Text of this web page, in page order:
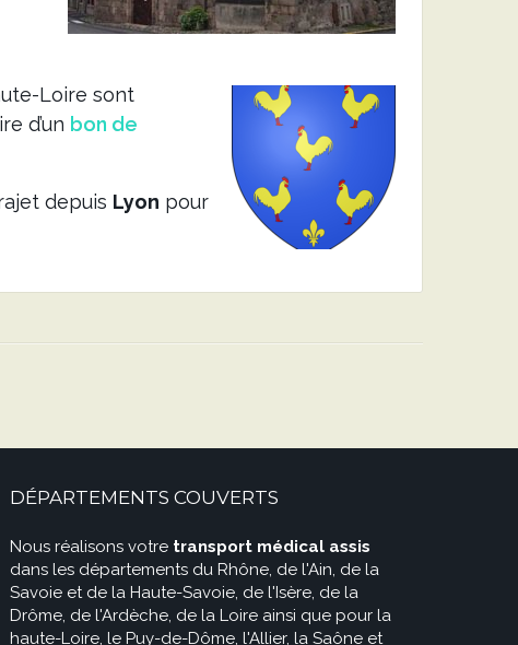
Loire sont
d’un bon de
depuis Lyon pour
DÉPARTEMENTS COUVERTS
Nous réalisons votre transport médical assis
dans les départements du Rhône, de l'Ain, de la
Savoie et de la Haute-Savoie, de l'Isère, de la
Drôme, de l'Ardèche, de la Loire ainsi que pour la
haute-Loire, le Puy-de-Dôme, l'Allier, la Saône et